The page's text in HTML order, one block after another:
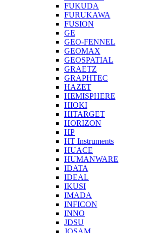
FUKUDA
FURUKAWA
FUSION
GE
GEO-FENNEL
GEOMAX
GEOSPATIAL
GRAETZ
GRAPHTEC
HAZET
HEMISPHERE
HIOKI
HITARGET
HORIZON
HP
HT Instruments
HUACE
HUMANWARE
IDATA
IDEAL
IKUSI
IMADA
INFICON
INNO
JDSU
JOSAM